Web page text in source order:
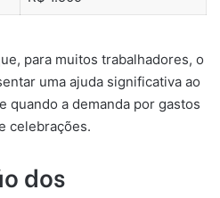
para muitos trabalhadores, o
uma ajuda significativa ao
quando a demanda por gastos
celebrações.
dos